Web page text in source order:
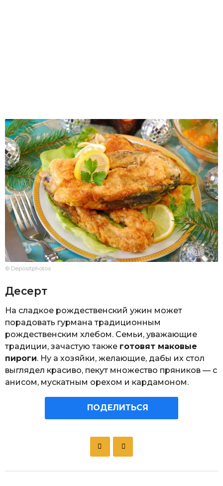
© Depositphotos
Десерт
На сладкое рождественский ужин может
порадовать гурмана традиционным
рождественским хлебом. Семьи, уважающие
традиции, зачастую также готовят маковые
пироги. Ну а хозяйки, желающие, дабы их стол
выглядел красиво, пекут множество пряников — с
анисом, мускатным орехом и кардамоном.
ПОДЕЛИТЬСЯ